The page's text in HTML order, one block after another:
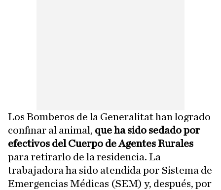
Los Bomberos de la Generalitat han logrado
confinar al animal, que ha sido sedado por
efectivos del Cuerpo de Agentes Rurales
para retirarlo de la residencia. La
trabajadora ha sido atendida por Sistema de
Emergencias Médicas (SEM) y, después, por